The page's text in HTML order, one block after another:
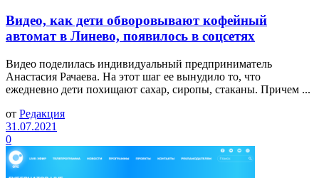
Видео, как дети обворовывают кофейный
автомат в Линево, появилось в соцсетях
Видео поделилась индивидуальный предприниматель
Анастасия Рачаева. На этот шаг ее вынудило то, что
ежедневно дети похищают сахар, сиропы, стаканы. Причем ...
от Редакция
31.07.2021
0